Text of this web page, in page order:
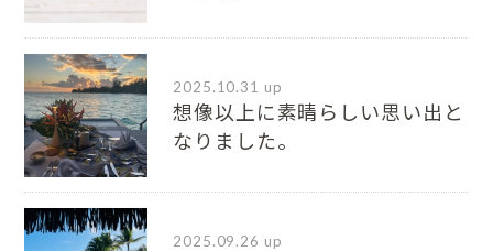
2025.10.31 up
想像以上に素晴らしい思い出と
なりました。
2025.09.26 up